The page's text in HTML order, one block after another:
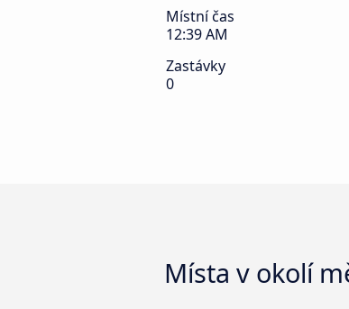
Místní čas
12:39 AM
Zastávky
0
Místa v okolí